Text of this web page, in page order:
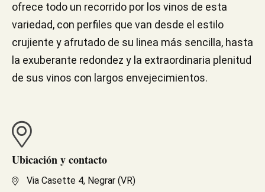
ofrece todo un recorrido por los vinos de esta
variedad, con perfiles que van desde el estilo
crujiente y afrutado de su linea más sencilla, hasta
la exuberante redondez y la extraordinaria plenitud
de sus vinos con largos envejecimientos.
Ubicación y contacto
Via Casette 4, Negrar (VR)